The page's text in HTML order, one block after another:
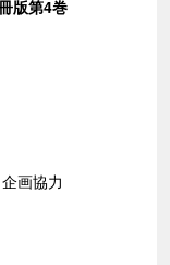
版第4巻
画協力